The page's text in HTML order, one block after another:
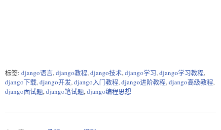
标签: django语言,django教程,django技术,django学习,django学习教程,
django下载,django开发,django入门教程,django进阶教程,django高级教程,
django面试题,django笔试题,django编程思想